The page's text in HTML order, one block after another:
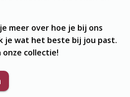
meer over hoe je bij ons
je wat het beste bij jou past.
collectie!